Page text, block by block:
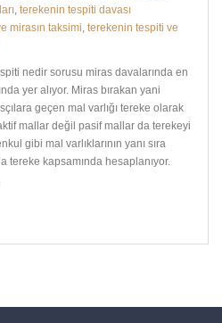
terekenin tespiti davası
mirasın taksimi terekenin tespiti ve
nedir sorusu miras davalarında en
yer alıyor. Miras bırakan yani
geçen mal varlığı tereke olarak
mallar değil pasif mallar da terekeyi
gibi mal varlıklarının yanı sıra
tereke kapsamında hesaplanıyor.